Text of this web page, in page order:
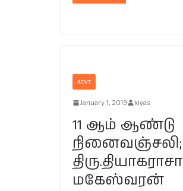
ADVT
January 1, 2019 kiyas
11 ஆம் ஆண்டு
நினைவஞ்சலி;
திரு.தியாகராசா
மகேஸ்வரன்